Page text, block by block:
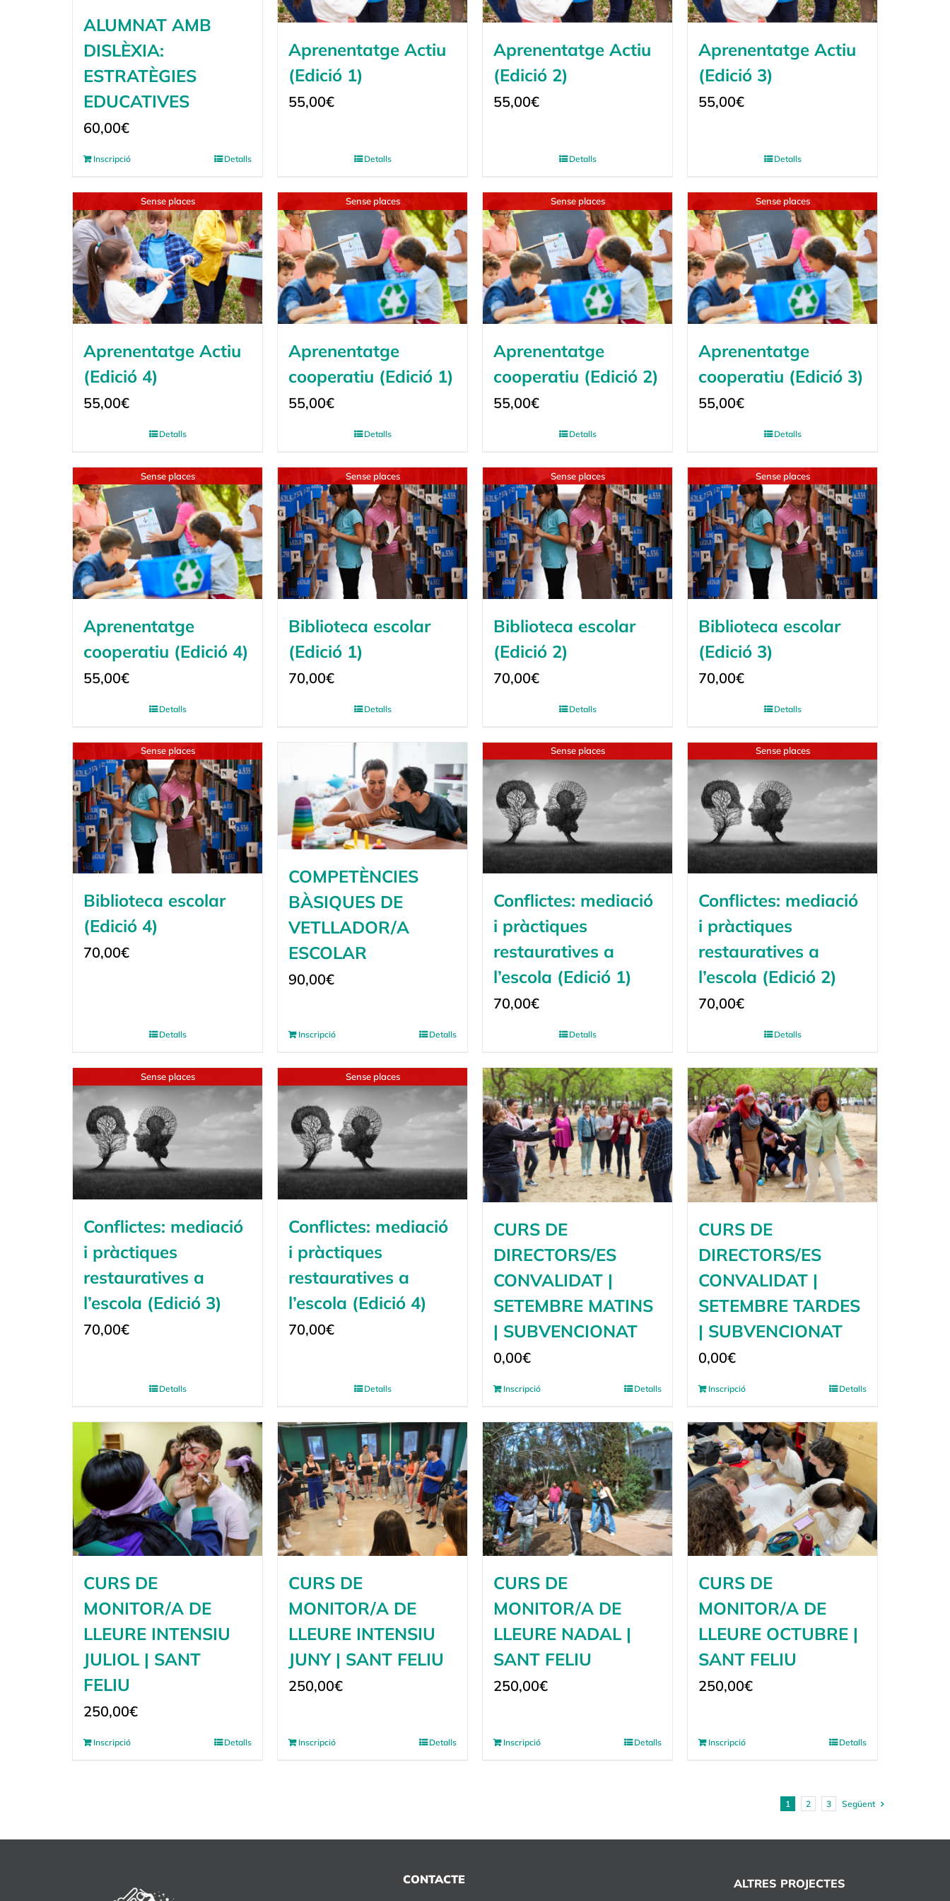
ALUMNAT AMB
DISLÈXIA:
ESTRATÈGIES
EDUCATIVES
60,00€
Inscripció Detalls
Aprenentatge Actiu
(Edició 1)
55,00€
Detalls
Aprenentatge Actiu
(Edició 2)
55,00€
Detalls
Aprenentatge Actiu
(Edició 3)
55,00€
Detalls
Sense places
Aprenentatge Actiu
(Edició 4)
55,00€
Detalls
Sense places
Aprenentatge
cooperatiu (Edició 1)
55,00€
Detalls
Sense places
Aprenentatge
cooperatiu (Edició 2)
55,00€
Detalls
Sense places
Aprenentatge
cooperatiu (Edició 3)
55,00€
Detalls
Sense places
Aprenentatge
cooperatiu (Edició 4)
55,00€
Detalls
Sense places
Biblioteca escolar
(Edició 1)
70,00€
Detalls
Sense places
Biblioteca escolar
(Edició 2)
70,00€
Detalls
Sense places
Biblioteca escolar
(Edició 3)
70,00€
Detalls
Sense places
Biblioteca escolar
(Edició 4)
70,00€
Detalls
COMPETÈNCIES
BÀSIQUES DE
VETLLADOR/A
ESCOLAR
90,00€
Inscripció Detalls
Sense places
Conflictes: mediació
i pràctiques
restauratives a
l’escola (Edició 1)
70,00€
Detalls
Sense places
Conflictes: mediació
i pràctiques
restauratives a
l’escola (Edició 2)
70,00€
Detalls
Sense places
Conflictes: mediació
i pràctiques
restauratives a
l’escola (Edició 3)
70,00€
Detalls
Sense places
Conflictes: mediació
i pràctiques
restauratives a
l’escola (Edició 4)
70,00€
Detalls
CURS DE
DIRECTORS/ES
CONVALIDAT |
SETEMBRE MATINS
| SUBVENCIONAT
0,00€
Inscripció Detalls
CURS DE
DIRECTORS/ES
CONVALIDAT |
SETEMBRE TARDES
| SUBVENCIONAT
0,00€
Inscripció Detalls
CURS DE
MONITOR/A DE
LLEURE INTENSIU
JULIOL | SANT
FELIU
250,00€
Inscripció Detalls
CURS DE
MONITOR/A DE
LLEURE INTENSIU
JUNY | SANT FELIU
250,00€
Inscripció Detalls
CURS DE
MONITOR/A DE
LLEURE NADAL |
SANT FELIU
250,00€
Inscripció Detalls
CURS DE
MONITOR/A DE
LLEURE OCTUBRE |
SANT FELIU
250,00€
Inscripció Detalls
1 2 3 Següent
CONTACTE ALTRES PROJECTES